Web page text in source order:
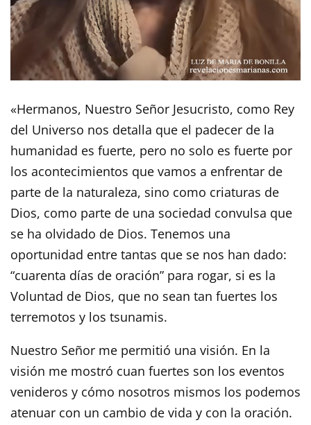
«Hermanos, Nuestro Señor Jesucristo, como Rey
del Universo nos detalla que el padecer de la
humanidad es fuerte, pero no solo es fuerte por
los acontecimientos que vamos a enfrentar de
parte de la naturaleza, sino como criaturas de
Dios, como parte de una sociedad convulsa que
se ha olvidado de Dios. Tenemos una
oportunidad entre tantas que se nos han dado:
“cuarenta días de oración” para rogar, si es la
Voluntad de Dios, que no sean tan fuertes los
terremotos y los tsunamis.
Nuestro Señor me permitió una visión. En la
visión me mostró cuan fuertes son los eventos
venideros y cómo nosotros mismos los podemos
atenuar con un cambio de vida y con la oración.